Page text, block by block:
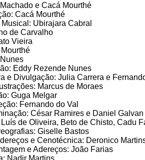
e Cacá Mourthé
Cacá Mourthé
Ubirajara Cabral
de Carvalho
Vieira
Eddy Rezende Nunes
e Divulgação: Julia Carrera e
Marcus de Moraes
Guga Melgar
Fernando do Val
César Ramires e Daniel Galvan
de Oliveira, Beto de Chisto, Cadu
Giselle Bastos
e Cenotécnica: Deronico
e Adereços: João Farias
Nadir Martins